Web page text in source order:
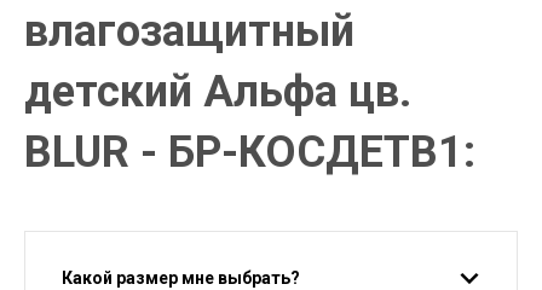
влагозащитный
детский Альфа цв.
BLUR - БР-КОСДЕТВ1:
Какой размер мне выбрать?